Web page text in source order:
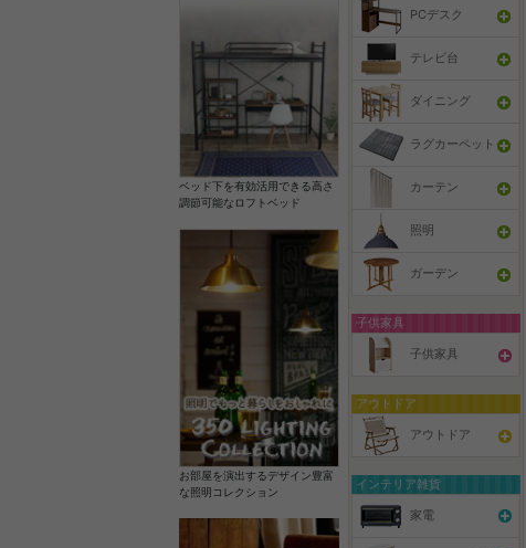
ベッド下を有効活用できる高さ
調節可能なロフトベッド
お部屋を演出するデザイン豊富
な照明コレクション
PCデスク
テレビ台
ダイニング
ラグカーペット
カーテン
照明
ガーデン
子供家具
子供家具
アウトドア
アウトドア
インテリア雑貨
家電